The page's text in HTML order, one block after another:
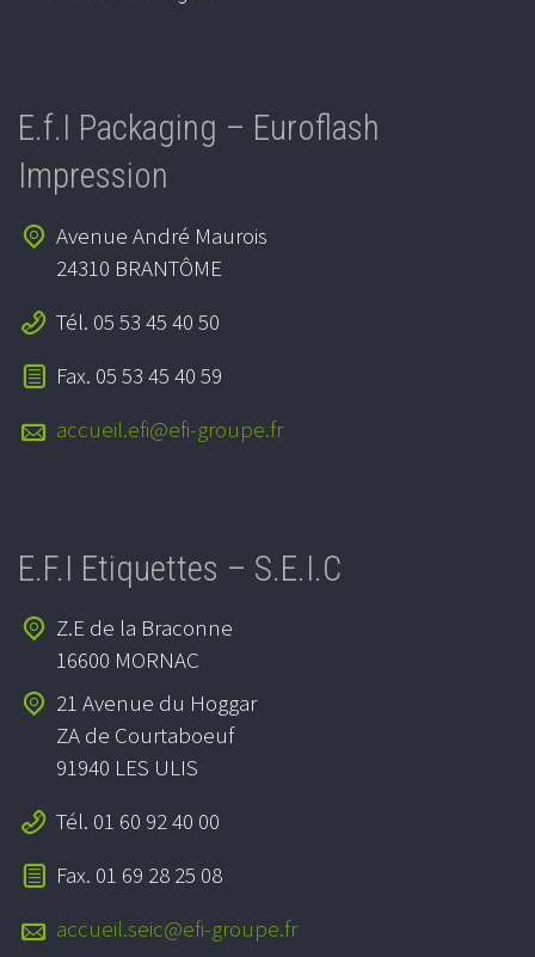
E.f.I Packaging – Euroflash
Impression
Avenue André Maurois
24310 BRANTÔME
Tél. 05 53 45 40 50
Fax. 05 53 45 40 59
accueil.efi@efi-groupe.fr
E.F.I Etiquettes – S.E.I.C
Z.E de la Braconne
16600 MORNAC
21 Avenue du Hoggar
ZA de Courtaboeuf
91940 LES ULIS
Tél. 01 60 92 40 00
Fax. 01 69 28 25 08
accueil.seic@efi-groupe.fr